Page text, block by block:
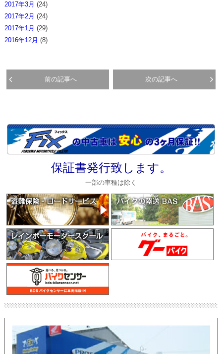
2017年3月 (24)
2017年2月 (24)
2017年1月 (29)
2016年12月 (8)
前の記事へ 次の記事へ
保証書発行致します。
一部の車種は除く